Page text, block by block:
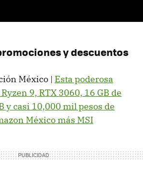
y descuentos
México | Esta poderosa
9, RTX 3060, 16 GB de
y casi 10,000 mil pesos de
México más MSI